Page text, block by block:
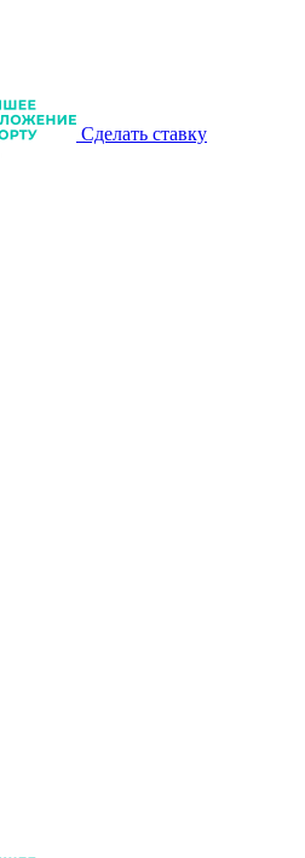
Сделать ставку